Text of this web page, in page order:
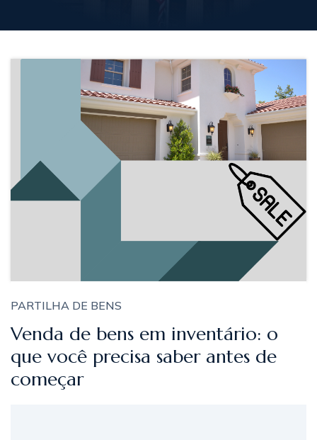
PARTILHA DE BENS
Venda de bens em inventário: o
que você precisa saber antes de
começar